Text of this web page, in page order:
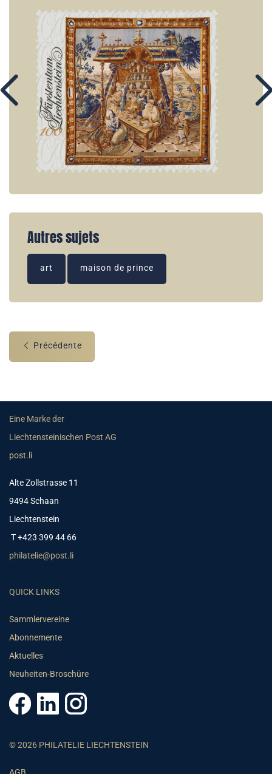
Autres sujets
art maison de prince
Précédente
Eine Marke der
Liechtensteinischen Post AG
post.li
Alte Zollstrasse 11
9494 Schaan
Liechtenstein
T +423 399 44 66
philatelie@post.li
QUICK LINKS
Sammlervereine
Abonnemente
Aktuelles
Neuheiten-Broschüre
© 2026 PHILATELIE LIECHTENSTEIN